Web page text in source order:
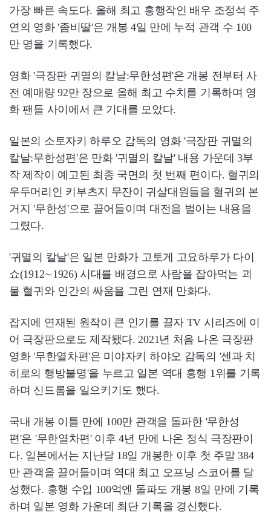
가장 빠른 속도다. 올해 최고 흥행작인 배우 조정석 주
연의 영화 '좀비딸'은 개봉 4일 만에 누적 관객 수 100
만 명을 기록했다.
영화 '극장판 귀멸의 칼날:무한성편'은 개봉 전부터 사
전 예매량 92만 장으로 올해 최고 수치를 기록하며 영
화 팬들 사이에서 큰 기대를 모았다.
일본의 소토자키 하루오 감독의 영화 '극장판 귀멸의
칼날:무한성편'은 만화 '귀멸의 칼날' 내용 가운데 3부
작 제작이 예고된 최종 국면의 첫 번째 편이다. 혈귀의
우두머리인 키부츠지 무잔이 귀살대원들을 혈귀의 본
거지 '무한성'으로 끌어들이며 대전을 벌이는 내용을
그렸다.
'귀멸의 칼날'은 일본 만화가 고토게 고요하루가 다이
쇼(1912∼1926) 시대를 배경으로 사람을 잡아먹는 괴
물 혈귀와 인간의 싸움을 그린 연재 만화다.
잡지에 연재된 원작이 큰 인기를 끌자 TV 시리즈에 이
어 극장판으로도 제작됐다. 2021년 처음 나온 극장판
영화 '무한열차편'은 미야자키 하야오 감독의 '센과 치
히로의 행방불명'을 누르고 일본 역대 흥행 1위를 기록
하며 신드롬을 일으키기도 했다.
국내 개봉 이틀 만에 100만 관객을 돌파한 '무한성
편'은 '무한열차편' 이후 4년 만에 나온 정식 극장판이
다. 일본에서는 지난달 18일 개봉한 이후 첫 주말 384
만 관객을 끌어들이며 역대 최고 오프닝 스코어를 달
성했다. 흥행 수입 100억엔 돌파도 개봉 8일 만에 기록
하며 일본 영화 가운데 최단 기록을 경신했다.